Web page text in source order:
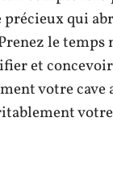
précieux qui
le temps
et concevoir
votre cave